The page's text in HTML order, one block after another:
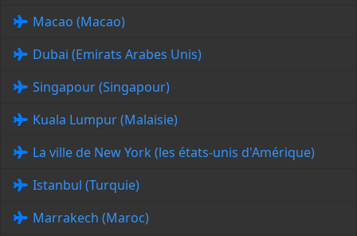
Macao (Macao)
Dubai (Emirats Arabes Unis)
Singapour (Singapour)
Kuala Lumpur (Malaisie)
La ville de New York (les états-unis d'Amérique)
Istanbul (Turquie)
Marrakech (Maroc)